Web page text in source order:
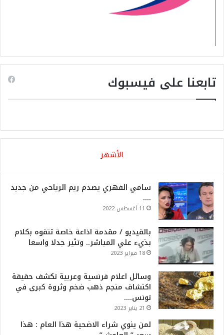
تابعنا على فيسبوك
الأشهر
سامي الفهري يصدم ريم الرياحي من جديد
….
11 أغسطس 2022
بالفيديو / مقدمة اذاعة خاصة تتفوه بكلام
بذيء علي المباشر.. وتثير جدلا واسعا
18 فبراير 2023
وسائل اعلام فرنسية وعربية تكشف حقيقة
اكتشاف منجم ذهب ضخم وثروة كبرى في
تونس….
21 يناير 2023
لمن ينوي شراء الاضحية هذا العام : هذا